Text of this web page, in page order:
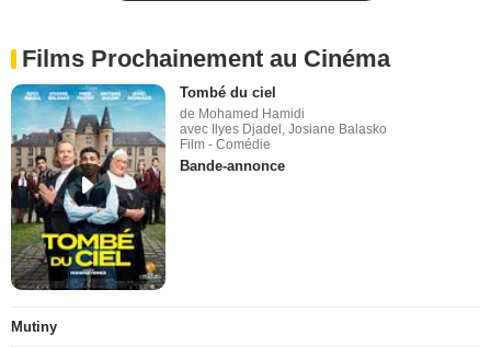
Films Prochainement au Cinéma
Tombé du ciel
de Mohamed Hamidi
avec Ilyes Djadel, Josiane Balasko
Film - Comédie
Bande-annonce
Mutiny